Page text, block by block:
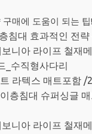
매에 도움이 되는 팁
침대 효과적인 전략
니아 라이프 철재
_수직형사다리
라텍스 매트포함 /
층침대 슈퍼싱글
니아 라이프 철재